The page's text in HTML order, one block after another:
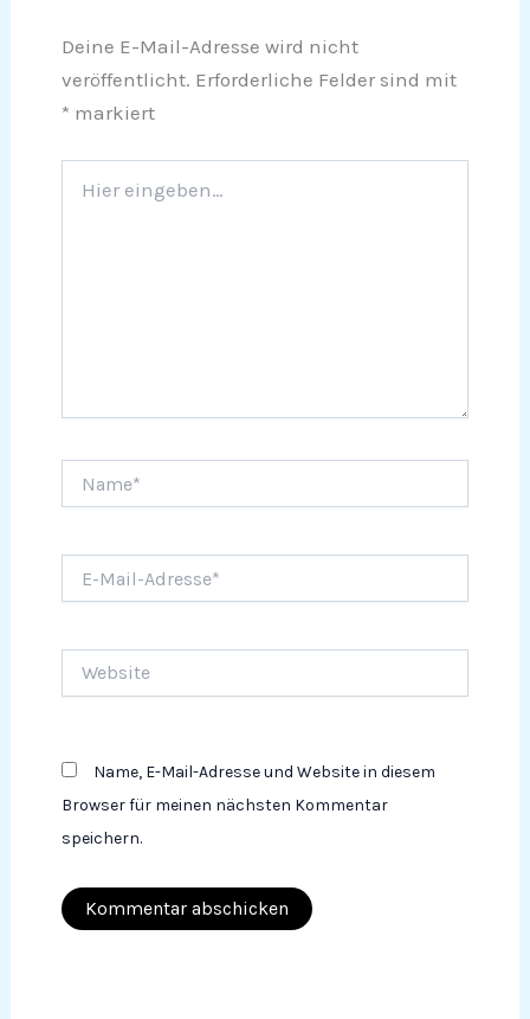
Deine E-Mail-Adresse wird nicht
veröffentlicht. Erforderliche Felder sind mit
* markiert
eingeben…
Mail-
Name, E-Mail-Adresse und Website in diesem
Browser für meinen nächsten Kommentar
speichern.